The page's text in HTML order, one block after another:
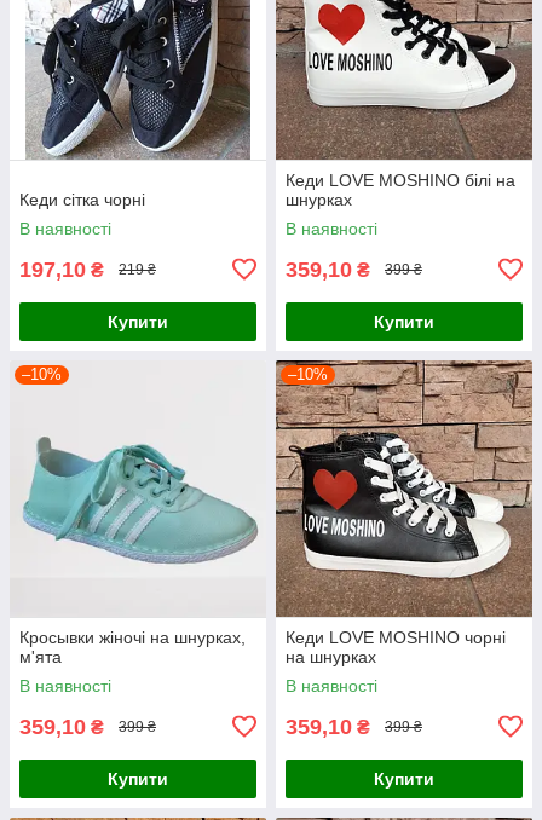
Кеди сітка чорні
В наявності
197,10 ₴ 219 ₴
Купити
Кеди LOVE MOSHINO білі на
шнурках
В наявності
359,10 ₴ 399 ₴
Купити
–10%
Кросывки жіночі на шнурках,
м'ята
В наявності
359,10 ₴ 399 ₴
Купити
–10%
Кеди LOVE MOSHINO чорні
на шнурках
В наявності
359,10 ₴ 399 ₴
Купити